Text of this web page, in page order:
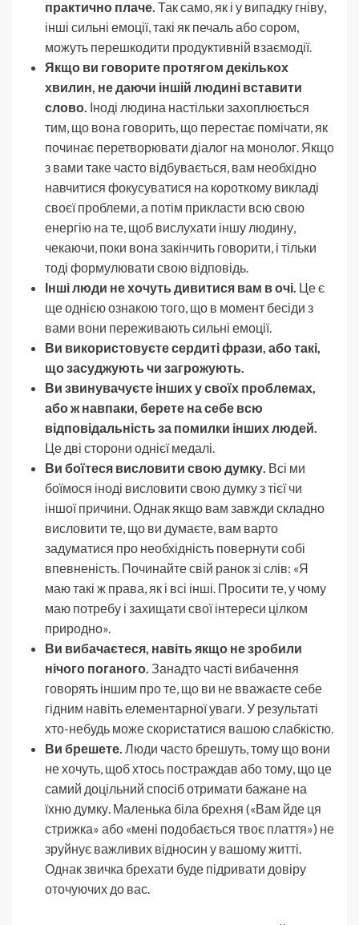
практично плаче. Так само, як і у випадку гніву,
інші сильні емоції, такі як печаль або сором,
можуть перешкодити продуктивній взаємодії.
Якщо ви говорите протягом декількох
хвилин, не даючи іншій людині вставити
слово. Іноді людина настільки захоплюється
тим, що вона говорить, що перестає помічати, як
починає перетворювати діалог на монолог. Якщо
з вами таке часто відбувається, вам необхідно
навчитися фокусуватися на короткому викладі
своєї проблеми, а потім прикласти всю свою
енергію на те, щоб вислухати іншу людину,
чекаючи, поки вона закінчить говорити, і тільки
тоді формулювати свою відповідь.
Інші люди не хочуть дивитися вам в очі. Це є
ще однією ознакою того, що в момент бесіди з
вами вони переживають сильні емоції.
Ви використовуєте сердиті фрази, або такі,
що засуджують чи загрожують.
Ви звинувачуєте інших у своїх проблемах,
або ж навпаки, берете на себе всю
відповідальність за помилки інших людей.
Це дві сторони однієї медалі.
Ви боїтеся висловити свою думку. Всі ми
боїмося іноді висловити свою думку з тієї чи
іншої причини. Однак якщо вам завжди складно
висловити те, що ви думаєте, вам варто
задуматися про необхідність повернути собі
впевненість. Починайте свій ранок зі слів: «Я
маю такі ж права, як і всі інші. Просити те, у чому
маю потребу і захищати свої інтереси цілком
природно».
Ви вибачаєтеся, навіть якщо не зробили
нічого поганого. Занадто часті вибачення
говорять іншим про те, що ви не вважаєте себе
гідним навіть елементарної уваги. У результаті
хто-небудь може скористатися вашою слабкістю.
Ви брешете. Люди часто брешуть, тому що вони
не хочуть, щоб хтось постраждав або тому, що це
самий доцільний спосіб отримати бажане на
їхню думку. Маленька біла брехня («Вам йде ця
стрижка» або «мені подобається твоє плаття») не
зруйнує важливих відносин у вашому житті.
Однак звичка брехати буде підривати довіру
оточуючих до вас.